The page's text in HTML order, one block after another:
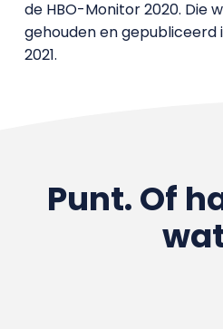
de HBO-Monitor 2020. Die
gehouden en gepubliceerd
2021.
Punt. Of